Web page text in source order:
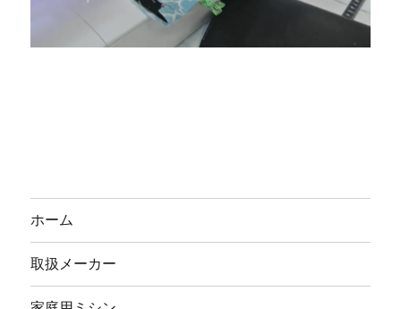
ホーム
取扱メーカー